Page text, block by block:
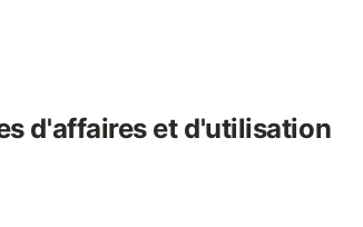
d'affaires et d'utilisation